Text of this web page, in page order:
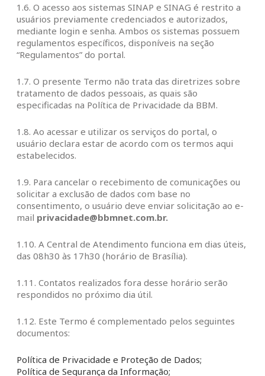
1.6. O acesso aos sistemas SINAP e SINAG é restrito a
usuários previamente credenciados e autorizados,
mediante login e senha. Ambos os sistemas possuem
regulamentos específicos, disponíveis na seção
“Regulamentos” do portal.
1.7. O presente Termo não trata das diretrizes sobre
tratamento de dados pessoais, as quais são
especificadas na Política de Privacidade da BBM.
1.8. Ao acessar e utilizar os serviços do portal, o
usuário declara estar de acordo com os termos aqui
estabelecidos.
1.9. Para cancelar o recebimento de comunicações ou
solicitar a exclusão de dados com base no
consentimento, o usuário deve enviar solicitação ao e-
mail privacidade@bbmnet.com.br.
1.10. A Central de Atendimento funciona em dias úteis,
das 08h30 às 17h30 (horário de Brasília).
1.11. Contatos realizados fora desse horário serão
respondidos no próximo dia útil.
1.12. Este Termo é complementado pelos seguintes
documentos:
Política de Privacidade e Proteção de Dados;
Política de Segurança da Informação;